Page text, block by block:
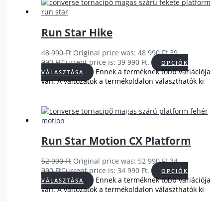
Run Star Hike
48 990Ft Original price was: 48 990 Ft.39
990FtCurrent price is: 39 990 Ft.
OPCIÓK
VÁLASZTÁSA
Ennek a terméknek több variációja
van. A változatok a termékoldalon választhatók ki
Run Star Motion CX Platform
52 990Ft Original price was: 52 990 Ft.34
990FtCurrent price is: 34 990 Ft.
OPCIÓK
VÁLASZTÁSA
Ennek a terméknek több variációja
van. A változatok a termékoldalon választhatók ki